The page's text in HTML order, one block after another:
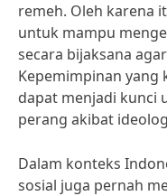
remeh. Oleh karena
untuk mampu
secara bijaksana
Kepemimpinan
dapat menjadi kunci
perang akibat
Dalam konteks
sosial juga pernah